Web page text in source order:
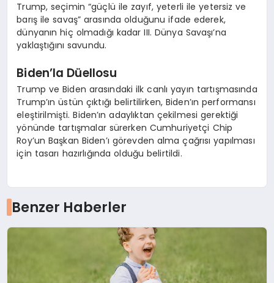
Trump, seçimin “güçlü ile zayıf, yeterli ile yetersiz ve
barış ile savaş” arasında olduğunu ifade ederek,
dünyanın hiç olmadığı kadar III. Dünya Savaşı’na
yaklaştığını savundu.
Biden’la Düellosu
Trump ve Biden arasındaki ilk canlı yayın tartışmasında
Trump’ın üstün çıktığı belirtilirken, Biden’ın performansı
eleştirilmişti. Biden’ın adaylıktan çekilmesi gerektiği
yönünde tartışmalar sürerken Cumhuriyetçi Chip
Roy’un Başkan Biden’ı görevden alma çağrısı yapılması
için tasarı hazırlığında olduğu belirtildi.
Benzer Haberler